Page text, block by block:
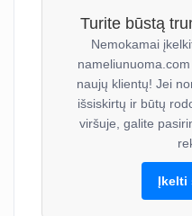
Turite būstą
Nemokamai
naujų klientų! Jei
išsiskirtų ir būtų
viršuje, galite
Įkelti